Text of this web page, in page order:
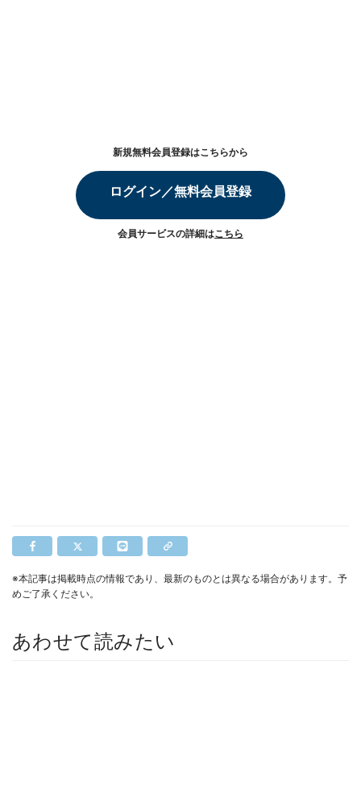
新規無料会員登録はこちらから
ログイン／無料会員登録
会員サービスの詳細はこちら
※本記事は掲載時点の情報であり、最新のものとは異なる場合があります。予
めご了承ください。
あわせて読みたい